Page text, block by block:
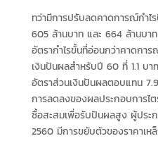
ทว่ามีการปรับลดคาดการณ์กำไ
605 ล้านบาท และ 664 ล้านบา
อัตรากำไรขั้นที่อ่อนกว่าคาดกา
เงินปันผลสำหรับปี 60 ที่ 1.1 บ
อัตราส่วนเงินปันผลตอบแทน
การลดลงของผลประกอบการไ
ซื้อสะสมเพื่อรับปันผลสูง ผู้ประ
2560 มีการขยับตัวของราคาเห